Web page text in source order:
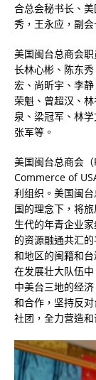
合总会秘书长、
秀，王永应，副会
美国闽台总商会
长林心彬、陈东
宏、尚昕宇、李
荣魁、曾超汉、
泉、梁冠军、林
张军等。
美国闽台总商会
Commerce of
利组织。美国闽
国的理念下，将
生代的年青企业
的资源融通共汇
和地区的闽籍和
在发展壮大队伍
中美台三地的经
和合作，坚持反
社团，全力营造